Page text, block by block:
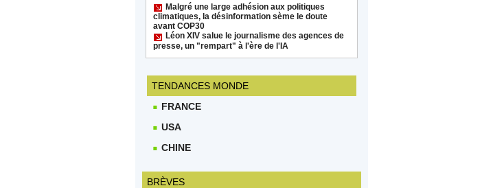
Malgré une large adhésion aux politiques
climatiques, la désinformation sème le doute
avant COP30
Léon XIV salue le journalisme des agences de
presse, un "rempart" à l'ère de l'IA
TENDANCES MONDE
FRANCE
USA
CHINE
BRÈVES